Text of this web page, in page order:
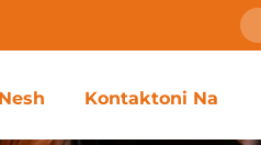
Kontaktoni Na